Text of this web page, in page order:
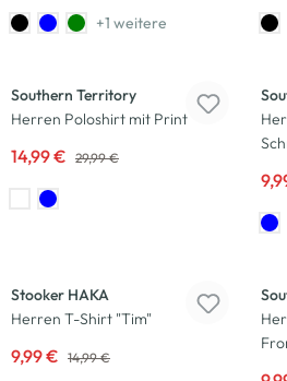
+1 weitere
Southern Territory
Herren Poloshirt mit Print
14,99 € 29,99 €
Stooker HAKA
Herren T-Shirt "Tim"
9,99 € 14,99 €